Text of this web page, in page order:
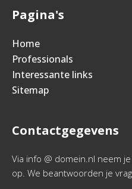
Pagina's
Home
Professionals
Interessante links
Sitemap
Contactgegevens
Via info @ domein.nl neem
op. We beantwoorden je